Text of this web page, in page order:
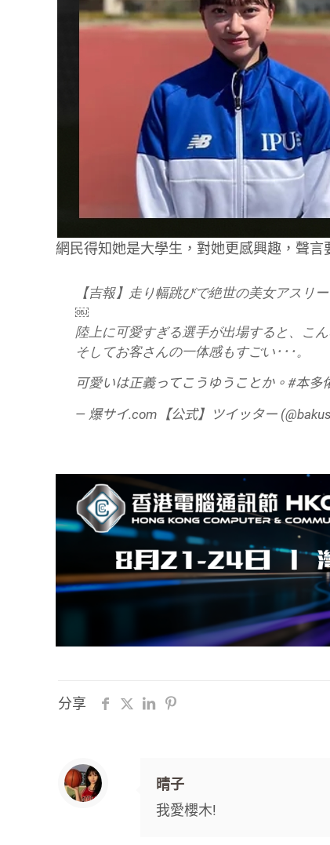
網民得知她是大學生，對她更感興趣，聲
【吉報】走り幅跳びで絶世の美女アスリ
￼
陸上に可愛すぎる選手が出場すると、こ
そしてお客さんの一体感もすごい･･･。
可愛いは正義ってこうゆうことか。#本多
— 爆サイ.com【公式】ツイッター
分享
晴子
我愛櫻木!